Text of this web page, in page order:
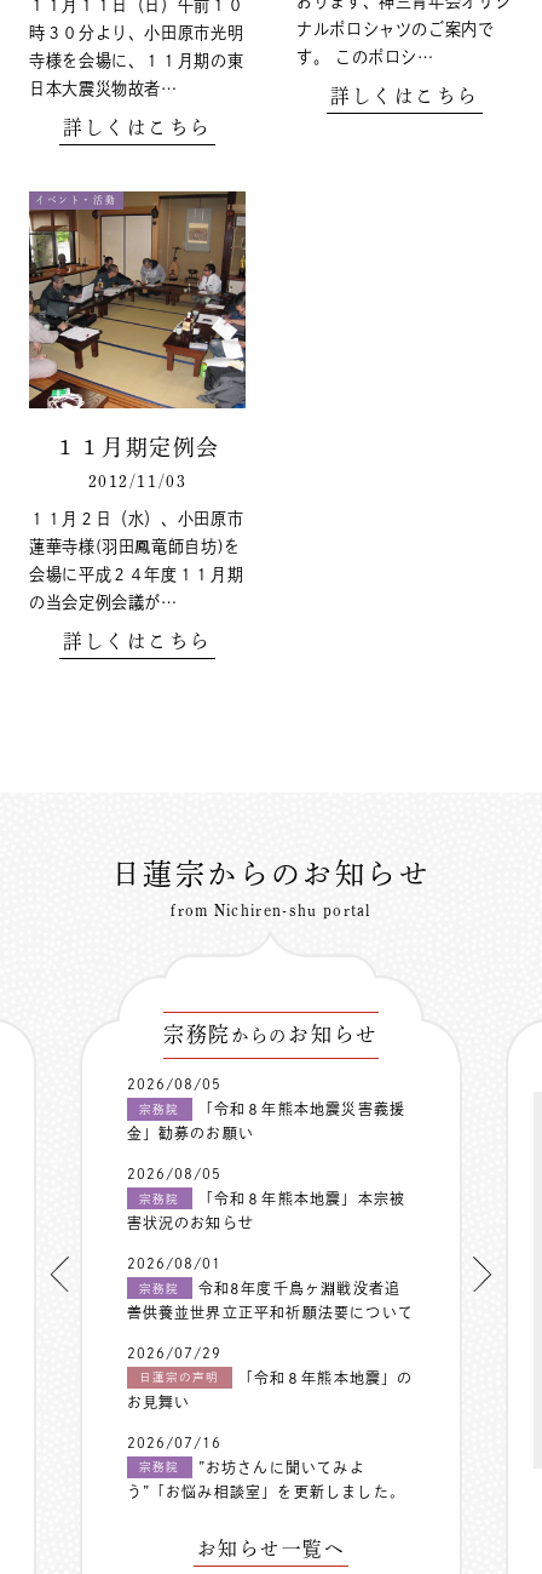
１１月１１日（日）午前１０
時３０分より、小田原市光明
寺様を会場に、１１月期の東
日本大震災物故者…
詳しくはこちら
ナルポロシャツのご案内で
す。 このポロシ…
詳しくはこちら
イベント・活動
１１月期定例会
2012/11/03
１１月２日（水）、小田原市
蓮華寺様(羽田鳳竜師自坊)を
会場に平成２４年度１１月期
の当会定例会議が…
詳しくはこちら
日蓮宗からのお知らせ
from Nichiren-shu portal
宗務院 からの お知らせ
2026/08/05
宗務院
「令和８年熊本地震災害義援
金」勧募のお願い
2026/08/05
宗務院
「令和８年熊本地震」本宗被
害状況のお知らせ
2026/08/01
宗務院
令和8年度千鳥ヶ淵戦没者追
善供養並世界立正平和祈願法要について
2026/07/29
日蓮宗の声明
「令和８年熊本地震」の
お見舞い
2026/07/16
宗務院
”お坊さんに聞いてみよ
う”「お悩み相談室」を更新しました。
お知らせ一覧へ